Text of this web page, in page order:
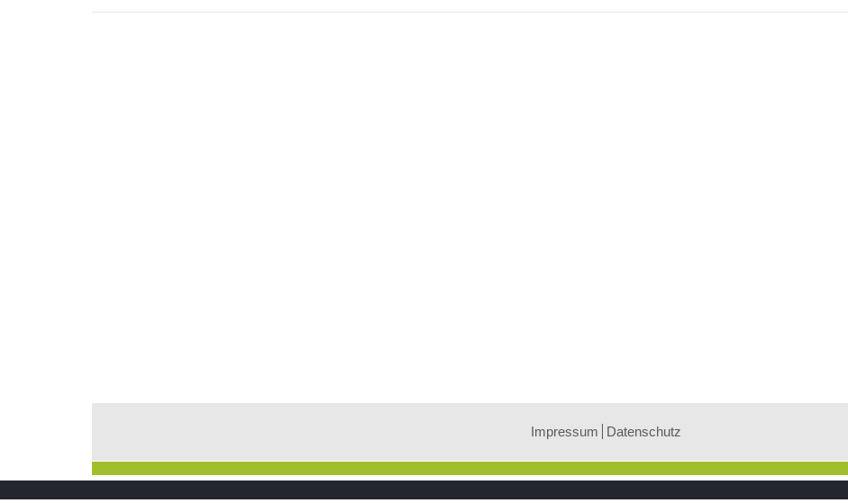
Impressum Datenschutz